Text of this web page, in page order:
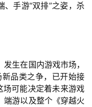
手游“双排”之姿，杀
生在国内游戏市场，
品类之争，已开始接
场可能决定着未来游戏
端游以及整个《穿越火